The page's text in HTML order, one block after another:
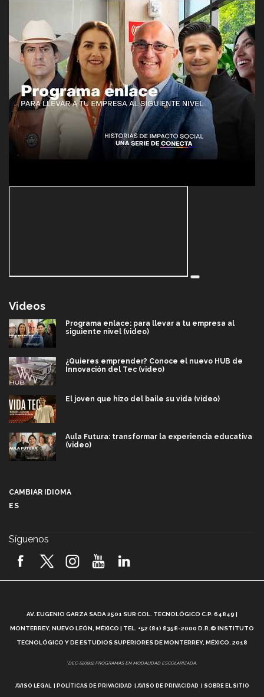
Videos
Programa enlace: para llevar a tu empresa al
siguiente nivel (video)
¿Quieres emprender? Conoce el nuevo HUB de
Innovación del Tec (video)
El joven que hizo del baile su vida (video)
Aula Futura: transformar la experiencia educativa
(video)
2026! (video)
¿Cómo es el Modelo Educativo Tec? (video)
Vida Tec: Feminismo e Inteligencia Artificial, Paola
CAMBIAR IDIOMA
ES
Síguenos
AV. EUGENIO GARZA SADA 2501 SUR COL. TECNOLÓGICO C.P. 64849 |
MONTERREY, NUEVO LEÓN, MÉXICO | TEL. +52 (81) 8358-2000 D.R.© INSTITUTO
TECNOLÓGICO Y DE ESTUDIOS SUPERIORES DE MONTERREY, MÉXICO. 2018
*DEC-520912 PROGRAMAS EN MODALIDAD ESCOLARIZADA.
AVISO LEGAL POLÍTICAS DE PRIVACIDAD AVISO DE PRIVACIDAD SOBRE EL SITIO